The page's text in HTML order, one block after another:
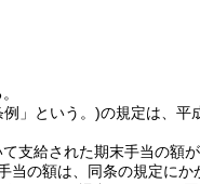
」という。)の規定は、平
支給された期末手当の額
当の額は、同条の規定に